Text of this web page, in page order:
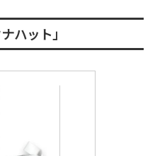
ハット」